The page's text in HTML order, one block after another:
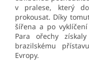
v pralese, který
prokousat. Díky
šířena a po
Para ořechy
brazilskému
Evropy.